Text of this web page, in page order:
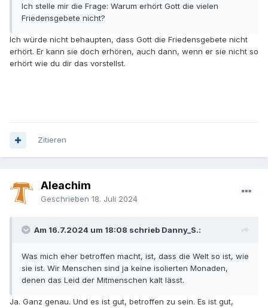
Ich stelle mir die Frage: Warum erhört Gott die vielen
Friedensgebete nicht?
Ich würde nicht behaupten, dass Gott die Friedensgebete nicht
erhört. Er kann sie doch erhören, auch dann, wenn er sie nicht so
erhört wie du dir das vorstellst.
Zitieren
Aleachim
Geschrieben 18. Juli 2024
Am 16.7.2024 um 18:08 schrieb Danny_S.:
Was mich eher betroffen macht, ist, dass die Welt so ist, wie
sie ist. Wir Menschen sind ja keine isolierten Monaden,
denen das Leid der Mitmenschen kalt lässt.
Ja. Ganz genau. Und es ist gut, betroffen zu sein. Es ist gut,